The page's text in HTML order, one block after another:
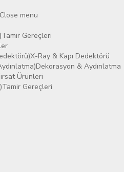
Close menu
Tamir Gereçleri
X-Ray & Kapı Dedektörü
Dekorasyon & Aydınlatma
Ürünleri
Tamir Gereçleri